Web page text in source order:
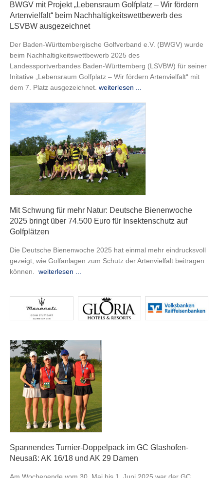
BWGV mit Projekt „Lebensraum Golfplatz – Wir fördern
Artenvielfalt“ beim Nachhaltigkeitswettbewerb des
LSVBW ausgezeichnet
Der Baden-Württembergische Golfverband e.V. (BWGV) wurde
beim Nachhaltigkeitswettbewerb 2025 des
Landessportverbandes Baden-Württemberg (LSVBW) für seiner
Initative „Lebensraum Golfplatz – Wir fördern Artenvielfalt“ mit
dem 7. Platz ausgezeichnet. weiterlesen ...
Mit Schwung für mehr Natur: Deutsche Bienenwoche
2025 bringt über 74.500 Euro für Insektenschutz auf
Golfplätzen
Die Deutsche Bienenwoche 2025 hat einmal mehr eindrucksvoll
gezeigt, wie Golfanlagen zum Schutz der Artenvielfalt beitragen
können. weiterlesen ...
Spannendes Turnier-Doppelpack im GC Glashofen-
Neusaß: AK 16/18 und AK 29 Damen